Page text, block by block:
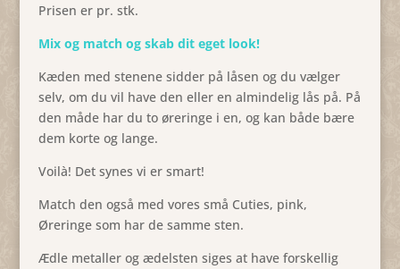
Prisen er pr. stk.
Mix og match og skab dit eget look!
Kæden med stenene sidder på låsen og du vælger
selv, om du vil have den eller en almindelig lås på. På
den måde har du to øreringe i en, og kan både bære
dem korte og lange.
Voilà! Det synes vi er smart!
Match den også med vores små Cuties, pink,
Øreringe som har de samme sten.
Ædle metaller og ædelsten siges at have forskellig